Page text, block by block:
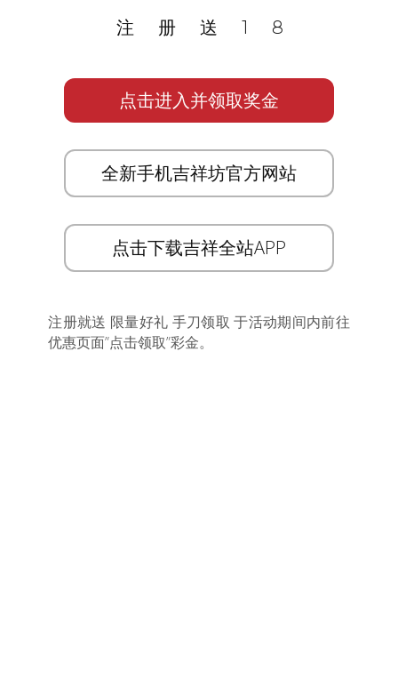
注册送18
点击进入并领取奖金
全新手机吉祥坊官方网站
点击下载吉祥全站APP
注册就送 限量好礼 手刀领取 于活动期间内前往
优惠页面”点击领取”彩金。